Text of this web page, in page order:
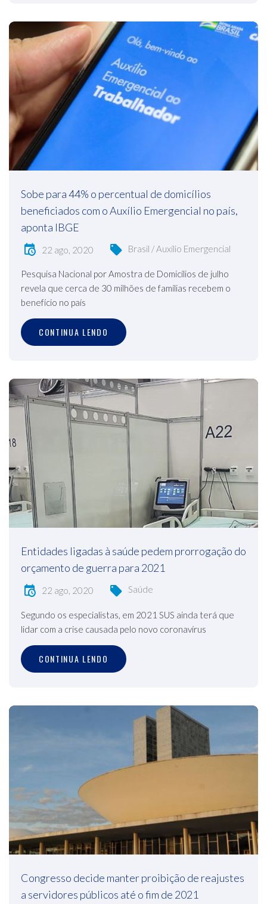
Sobe para 44% o percentual de domicílios
beneficiados com o Auxílio Emergencial no país,
aponta IBGE
22 ago, 2020 Brasil / Auxílio Emergencial
Pesquisa Nacional por Amostra de Domicílios de julho
revela que cerca de 30 milhões de famílias recebem o
benefício no país
CONTINUA LENDO
Entidades ligadas à saúde pedem prorrogação do
orçamento de guerra para 2021
22 ago, 2020 Saúde
Segundo os especialistas, em 2021 SUS ainda terá que
lidar com a crise causada pelo novo coronavírus
CONTINUA LENDO
Congresso decide manter proibição de reajustes
a servidores públicos até o fim de 2021